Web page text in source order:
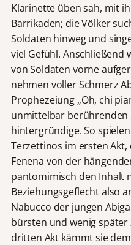
Klarinette üben sah, mit
Barrikaden; die Völker
Soldaten hinweg und
viel Gefühl. Anschließend
von Soldaten vorne
nehmen voller Schmerz
Prophezeiung „Oh, chi
unmittelbar berührenden
hintergründige. So
Terzettinos im ersten Akt,
Fenena von der
pantomimisch den Inhalt
Beziehungsgeflecht also
Nabucco der jungen
bürsten und wenig später
dritten Akt kämmt sie